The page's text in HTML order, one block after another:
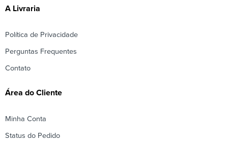
A Livraria
Política de Privacidade
Perguntas Frequentes
Contato
Área do Cliente
Minha Conta
Status do Pedido